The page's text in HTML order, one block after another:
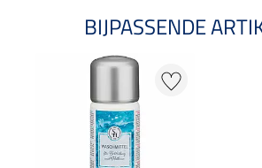
BIJPASSENDE